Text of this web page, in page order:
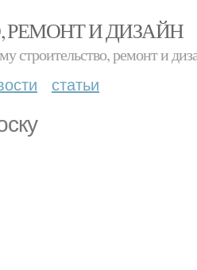
РЕМОНТ И ДИЗАЙН
строительство, ремонт и
статьи